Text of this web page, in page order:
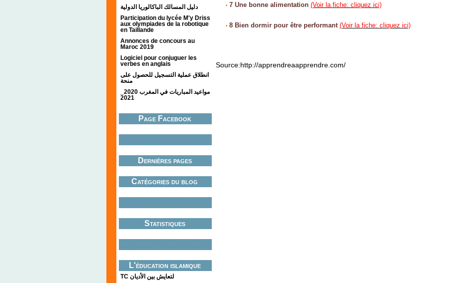
دليل المسالك الباكالوريا الدولية
Participation du lycée M'y Driss
aux olympiades de la robotique
en Taillande
Annonces de concours au
Maroc 2019
Logiciel pour conjuguer les
verbes en anglais
انطلاق عملية التسجيل للحصول على
منحة
2021
Page Facebook
Dernières pages
Catégories du blog
Statistiques
L'éducation islamique
TC لتعايش بين الأديان
• 7 Une bonne alimentation (Voir la fiche: cliquez ici)
• 8 Bien dormir pour être performant (Voir la fiche: cliquez ici)
Source:http://apprendreaapprendre.com/